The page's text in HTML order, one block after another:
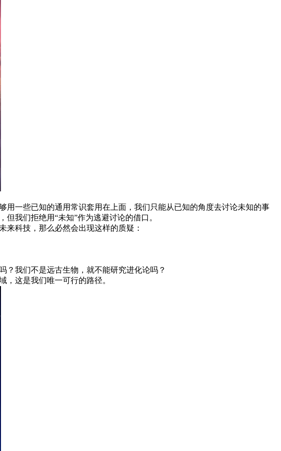
一些已知的通用常识套用在上面，我们只能从已知的角度去讨论未知的事
我们拒绝用“未知”作为逃避讨论的借口。
科技，那么必然会出现这样的质疑：
我们不是远古生物，就不能研究进化论吗？
，这是我们唯一可行的路径。